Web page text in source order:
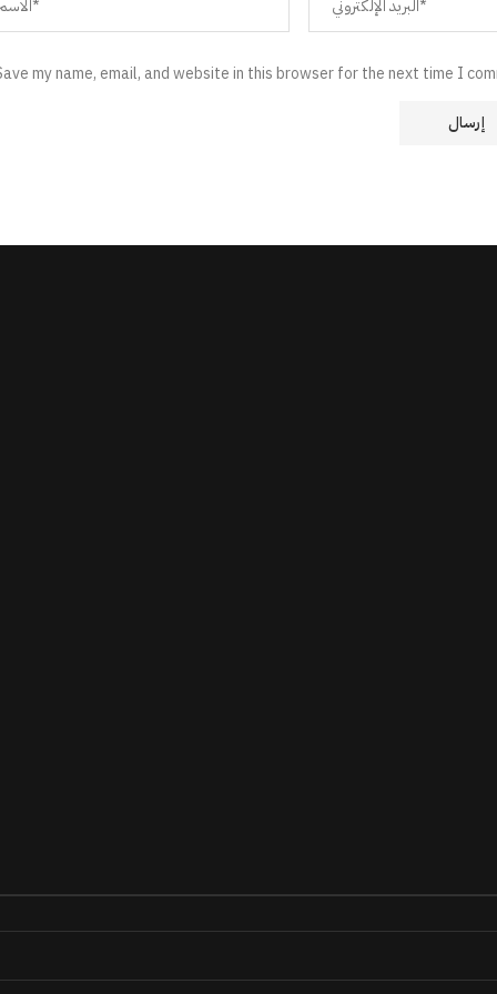
my name, email, and website in this browser for the next time I